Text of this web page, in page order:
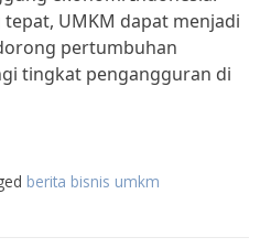
UMKM dapat menjadi
pertumbuhan
tingkat pengangguran di
berita bisnis umkm